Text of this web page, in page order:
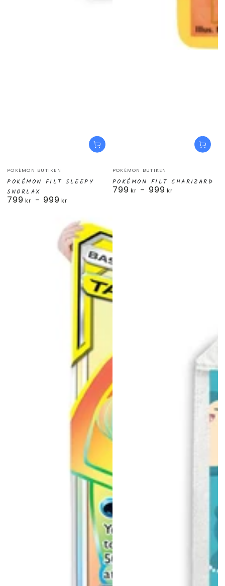
Säljare:
POKÉMON BUTIKEN
POKÉMON FILT SLEEPY
SNORLAX
Ordinarie
799 kr 999 kr
Säljare:
POKÉMON BUTIKEN
POKÉMON FILT CHARIZARD
Ordinarie
799 kr 999 kr